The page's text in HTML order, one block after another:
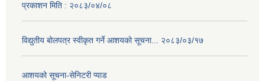
प्रकाशन मिति : २०८३/०४/०८
विद्युतीय बोलपत्र स्वीकृत गर्ने आशयको सूचना... २०८३/०३/१७
आशयको सूचना-सेनिटरी प्याड